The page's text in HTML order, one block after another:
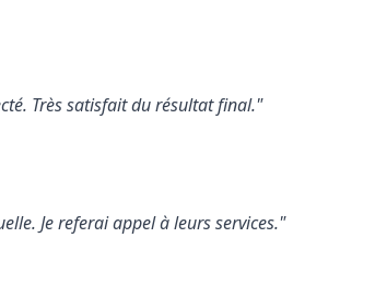
Très satisfait du résultat final."
Je referai appel à leurs services."